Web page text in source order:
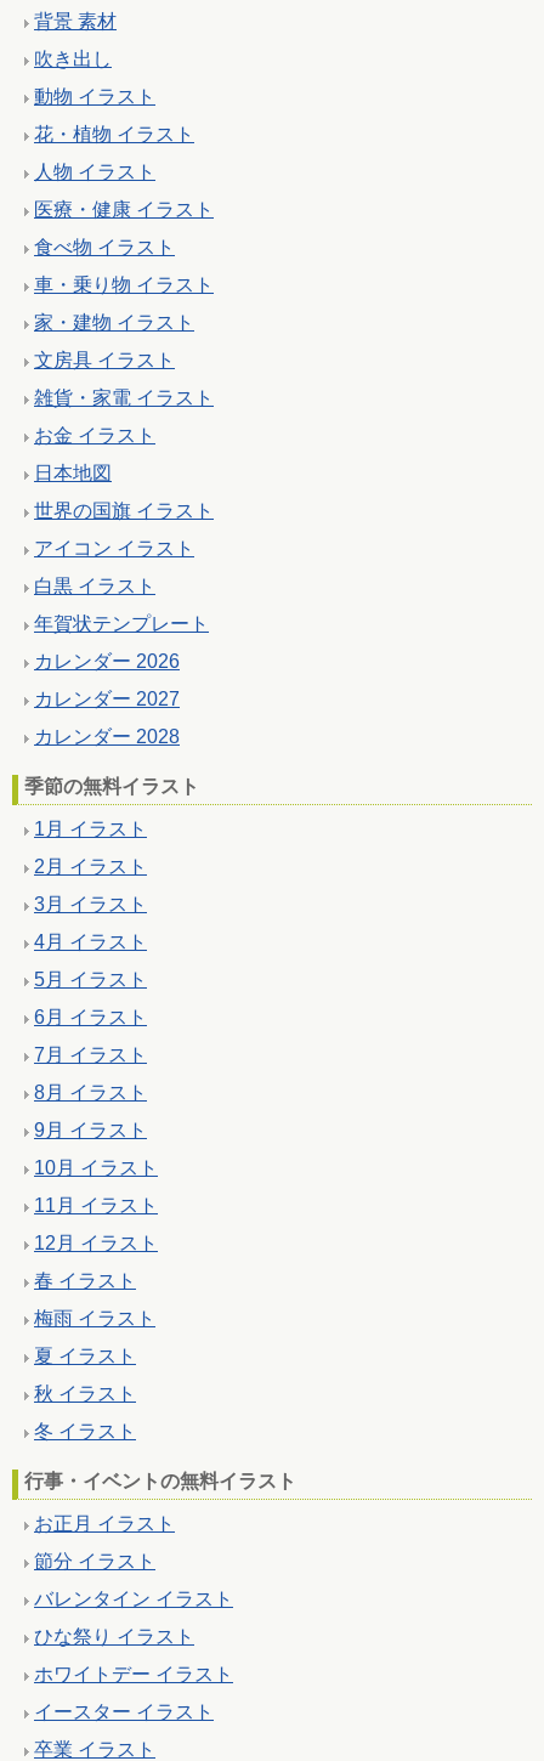
背景 素材
吹き出し
動物 イラスト
花・植物 イラスト
人物 イラスト
医療・健康 イラスト
食べ物 イラスト
車・乗り物 イラスト
家・建物 イラスト
文房具 イラスト
雑貨・家電 イラスト
お金 イラスト
日本地図
世界の国旗 イラスト
アイコン イラスト
白黒 イラスト
年賀状テンプレート
カレンダー 2026
カレンダー 2027
カレンダー 2028
季節の無料イラスト
1月 イラスト
2月 イラスト
3月 イラスト
4月 イラスト
5月 イラスト
6月 イラスト
7月 イラスト
8月 イラスト
9月 イラスト
10月 イラスト
11月 イラスト
12月 イラスト
春 イラスト
梅雨 イラスト
夏 イラスト
秋 イラスト
冬 イラスト
行事・イベントの無料イラスト
お正月 イラスト
節分 イラスト
バレンタイン イラスト
ひな祭り イラスト
ホワイトデー イラスト
イースター イラスト
卒業 イラスト